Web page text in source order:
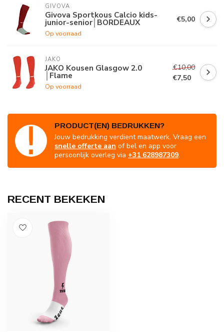
GIVOVA
Givova Sportkous Calcio kids-
junior-senior│BORDEAUX
Op voorraad
€5,00
JAKO
JAKO Kousen Glasgow 2.0
│Flame
Op voorraad
€10,00
€7,50
PRODUCT(EN) BEDRUKKEN?
Jouw bedrukking verdient maatwerk. Vraag een
snelle offerte aan of bel en app voor
persoonlijk overleg via +31 628987309.
RECENT BEKEKEN